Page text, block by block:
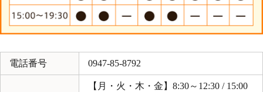
電話番号 0947-85-8792
【月・火・木・金】8:30～12:30 / 15:00